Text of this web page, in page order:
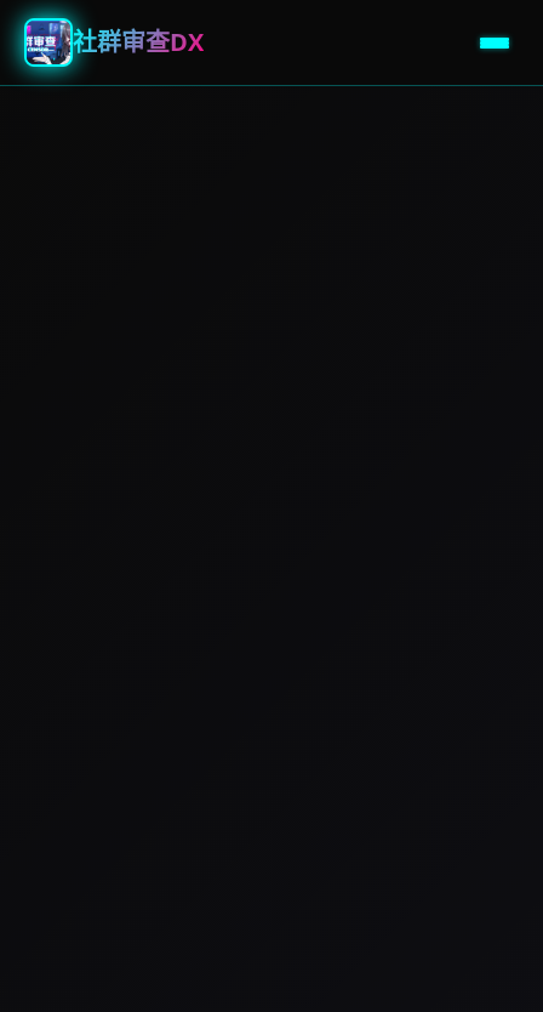
社群审查DX